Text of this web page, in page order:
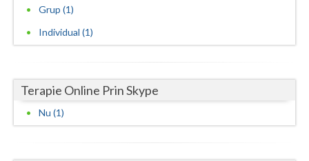
Olt
Prahova
Satu-Mare
Sibiu
Grup (1)
Individual (1)
Terapie Online Prin Skype
Nu (1)